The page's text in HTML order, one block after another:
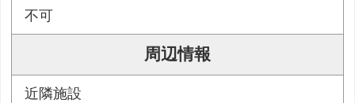
不可
周辺情報
近隣施設